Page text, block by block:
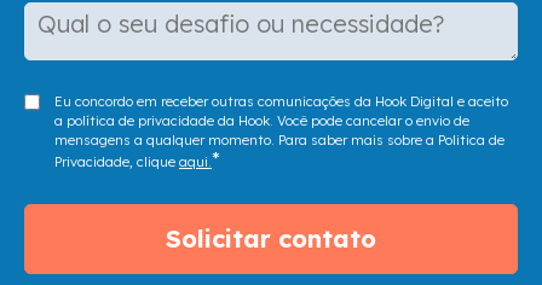
Eu concordo em receber outras comunicações da Hook Digital e aceito
a política de privacidade da Hook. Você pode cancelar o envio de
mensagens a qualquer momento. Para saber mais sobre a Politica de
Privacidade, clique aqui.*